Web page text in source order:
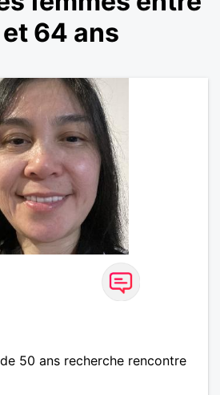
64 ans
50 ans recherche rencontre